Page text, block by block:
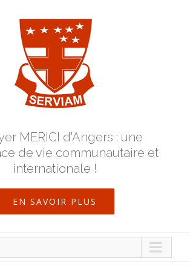
MERICI d'Angers : une
de vie communautaire et
internationale !
EN SAVOIR PLUS